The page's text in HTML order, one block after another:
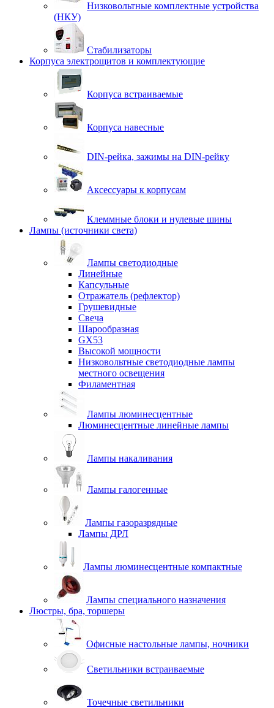
Низковольтные комплектные устройства
(НКУ)
Стабилизаторы
Корпуса электрощитов и комплектующие
Корпуса встраиваемые
Корпуса навесные
DIN-рейка, зажимы на DIN-рейку
Аксессуары к корпусам
Клеммные блоки и нулевые шины
Лампы (источники света)
Лампы светодиодные
Линейные
Капсульные
Отражатель (рефлектор)
Грушевидные
Свеча
Шарообразная
GX53
Высокой мощности
Низковольтные светодиодные лампы
местного освещения
Филаментная
Лампы люминесцентные
Люминесцентные линейные лампы
Лампы накаливания
Лампы галогенные
Лампы газоразрядные
Лампы ДРЛ
Лампы люминесцентные компактные
Лампы специального назначения
Люстры, бра, торшеры
Офисные настольные лампы, ночники
Светильники встраиваемые
Точечные светильники